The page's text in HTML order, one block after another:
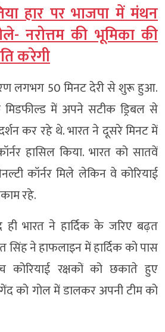
हार पर भाजपा में मंथन
नरोत्तम की भूमिका की
करेगी
लगभग 50 मिनट देरी से शुरू हुआ.
में अपने सटीक ड्रिबल से
कर रहे थे. भारत ने दूसरे मिनट में
हासिल किया. भारत को सातवें
कॉर्नर मिले लेकिन वे कोरियाई
रहे.
भारत ने हार्दिक के जरिए बढ़त
ने हाफलाइन में हार्दिक को पास
कोरियाई रक्षकों को छकाते हुए
को गोल में डालकर अपनी टीम को